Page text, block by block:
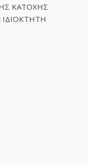
ΚΑΤΟΧΗΣ